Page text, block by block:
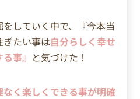
していく中で、『今本当
ぎたい事は自分らしく幸せ
事』 と気づけた！
く楽しくできる事が明確